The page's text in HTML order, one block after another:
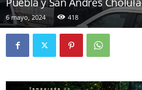
6 mayo, 2024 418